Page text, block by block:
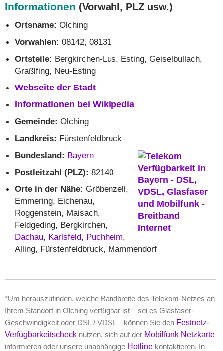
Informationen (Vorwahl, PLZ usw.)
Ortsname: Olching
Vorwahlen: 08142, 08131
Ortsteile: Bergkirchen-Lus, Esting, Geiselbullach,
Graßlfing, Neu-Esting
Webseite der Stadt
Informationen bei Wikipedia
Gemeinde: Olching
Landkreis: Fürstenfeldbruck
Bundesland: Bayern
Postleitzahl (PLZ): 82140
Orte in der Nähe: Gröbenzell,
Emmering, Eichenau,
Roggenstein, Maisach,
Feldgeding, Bergkirchen,
Dachau, Karlsfeld, Puchheim,
Alling, Fürstenfeldbruck, Mammendorf
*Um herauszufinden, welche Bandbreite des Telekom-Netzes an
Ihrem Standort in Olching verfügbar ist – sei es Glasfaser-
Geschwindigkeit oder DSL / VDSL – können Sie den Festnetz-
Verfügbarkeitscheck nutzen, sich auf der Mobilfunk Netzkarte
informieren oder unsere unabhängige Hotline kontaktieren. In